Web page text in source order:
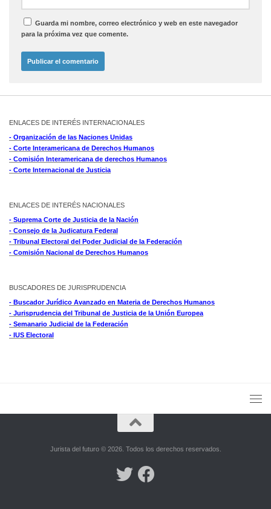
Guarda mi nombre, correo electrónico y web en este navegador
para la próxima vez que comente.
ENLACES DE INTERÉS INTERNACIONALES
- Organización de las Naciones Unidas
- Corte Interamericana de Derechos Humanos
- Comisión Interamericana de derechos Humanos
- Corte Internacional de Justicia
ENLACES DE INTERÉS NACIONALES
- Suprema Corte de Justicia de la Nación
- Consejo de la Judicatura Federal
- Tribunal Electoral del Poder Judicial de la Federación
- Comisión Nacional de Derechos Humanos
BUSCADORES DE JURISPRUDENCIA
- Buscador Jurídico Avanzado en Materia de Derechos Humanos
- Jurisprudencia del Tribunal de Justicia de la Unión Europea
- Semanario Judicial de la Federación
- IUS Electoral
Jurista del futuro © 2026. Todos los derechos reservados.